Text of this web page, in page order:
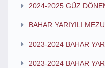
2024-2025 GÜZ
BAHAR YARIYILI
2023-2024 BAHAR
2023-2024 BAHAR